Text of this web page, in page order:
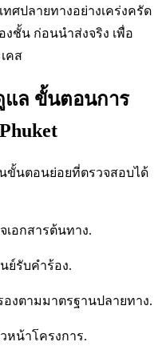
ศปลายทางอย่างเคร่งครัด
งชั้น ก่อนนำส่งจริง เพื่อ
คส
แล ขั้นตอนการ
นขั้นตอนย่อยที่ตรวจสอบได้
อกสารต้นทาง.
ย์รับคำร้อง.
องตามมาตรฐานปลายทาง.
หน้าโครงการ.